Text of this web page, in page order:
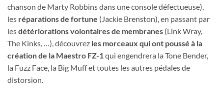
chanson de Marty Robbins dans une console défectueuse),
les réparations de fortune (Jackie Brenston), en passant par
lesdétériorations volontaires de membranes (Link Wray,
The Kinks, …), découvrez les morceaux qui ont poussé à la
création de la Maestro FZ-1qui engendrera la Tone Bender,
la Fuzz Face, la Big Muff et toutes les autres pédales de
distorsion.